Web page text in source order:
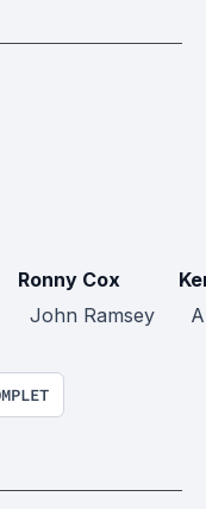
Ronny Cox
John Ramsey